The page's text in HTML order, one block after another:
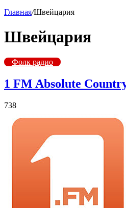
Главная/Швейцария
Швейцария
Фолк радио
1 FM Absolute
738